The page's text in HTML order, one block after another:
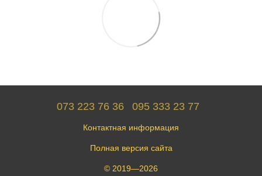
073 223 76 36 095 333 23 77
Контактная информация
Полная версия сайта
© 2019—2026